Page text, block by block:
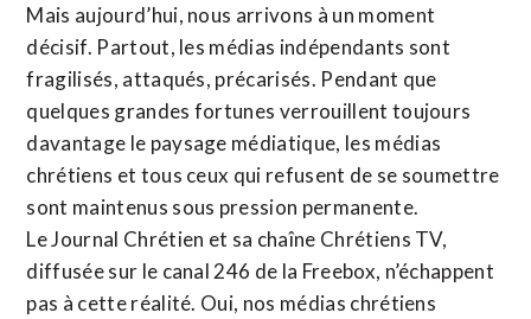
Mais aujourd’hui, nous arrivons à un moment
décisif. Partout, les médias indépendants sont
fragilisés, attaqués, précarisés. Pendant que
quelques grandes fortunes verrouillent toujours
davantage le paysage médiatique, les médias
chrétiens et tous ceux qui refusent de se soumettre
sont maintenus sous pression permanente.
Le Journal Chrétien et sa chaîne Chrétiens TV,
diffusée sur le canal 246 de la Freebox, n’échappent
pas à cette réalité. Oui, nos médias chrétiens